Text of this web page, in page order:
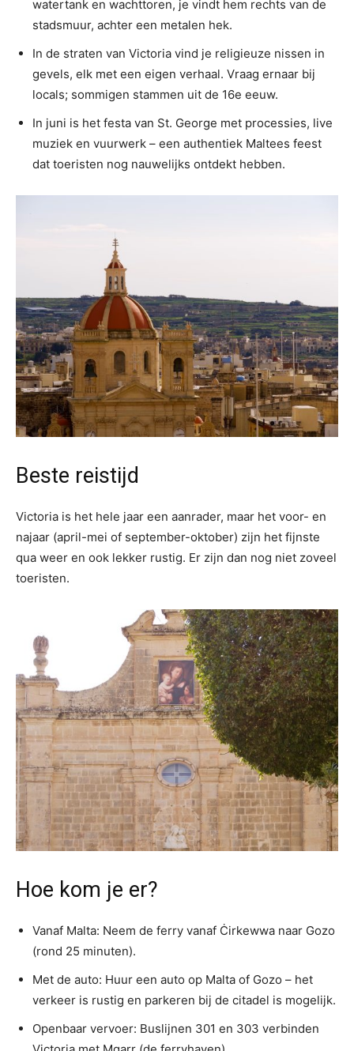
watertank en wachttoren, je vindt hem rechts van de
stadsmuur, achter een metalen hek.
In de straten van Victoria vind je religieuze nissen in
gevels, elk met een eigen verhaal. Vraag ernaar bij
locals; sommigen stammen uit de 16e eeuw.
In juni is het festa van St. George met processies, live
muziek en vuurwerk – een authentiek Maltees feest
dat toeristen nog nauwelijks ontdekt hebben.
Beste reistijd
Victoria is het hele jaar een aanrader, maar het voor- en
najaar (april-mei of september-oktober) zijn het fijnste
qua weer en ook lekker rustig. Er zijn dan nog niet zoveel
toeristen.
Hoe kom je er?
Vanaf Malta: Neem de ferry vanaf Ċirkewwa naar Gozo
(rond 25 minuten).
Met de auto: Huur een auto op Malta of Gozo – het
verkeer is rustig en parkeren bij de citadel is mogelijk.
Openbaar vervoer: Buslijnen 301 en 303 verbinden